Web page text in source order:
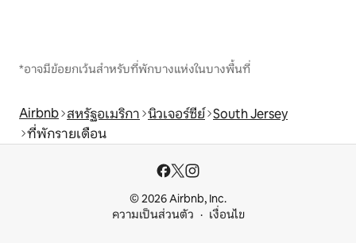
*อาจมีข้อยกเว้นสำหรับที่พักบางแห่งในบางพื้นที่
Airbnb สหรัฐอเมริกา นิวเจอร์ซีย์ South Jersey
ที่พักรายเดือน
© 2026 Airbnb, Inc.
ความเป็นส่วนตัว
เงื่อนไข